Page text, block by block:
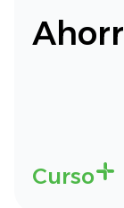
Curso